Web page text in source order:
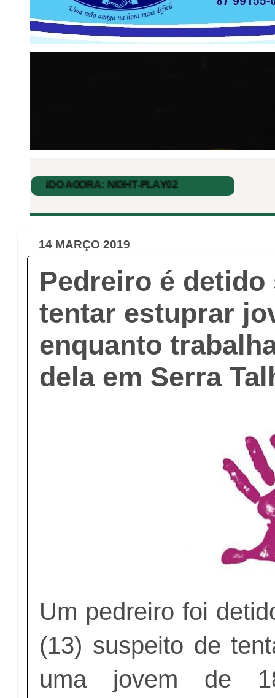
14 MARÇO 2019
Pedreiro é
tentar estuprar
enquanto
dela em Serra
Um pedreiro foi
(13) suspeito de
uma jovem de